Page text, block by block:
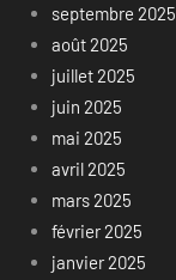
septembre 2025
août 2025
juillet 2025
juin 2025
mai 2025
avril 2025
mars 2025
février 2025
janvier 2025